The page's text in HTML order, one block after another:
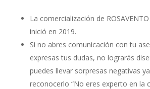
La comercialización de
inició en 2019.
Si no abres comunicación con tu
expresas tus dudas, no lograrás
puedes llevar sorpresas negativas
reconocerlo “No eres experto en la